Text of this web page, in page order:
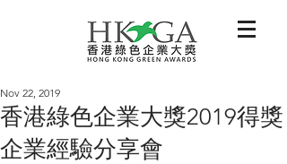
香港綠色企業大獎2019得獎
企業經驗分享會
Nov 22, 2019